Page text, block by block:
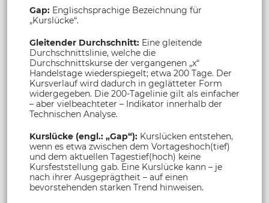
Gap: Englischsprachige Bezeichnung für
„Kurslücke“.
Gleitender Durchschnitt: Eine gleitende
Durchschnittslinie, welche die
Durchschnittskurse der vergangenen „x“
Handelstage wiederspiegelt; etwa 200 Tage. Der
Kursverlauf wird dadurch in geglätteter Form
widergegeben. Die 200-Tagelinie gilt als einfacher
– aber vielbeachteter – Indikator innerhalb der
Technischen Analyse.
Kurslücke (engl.: „Gap“): Kurslücken entstehen,
wenn es etwa zwischen dem Vortageshoch(tief)
und dem aktuellen Tagestief(hoch) keine
Kursfeststellung gab. Eine Kurslücke kann – je
nach ihrer Ausgeprägtheit – auf einen
bevorstehenden starken Trend hinweisen.